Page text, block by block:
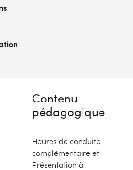
Contenu
pédagogique
Heures de conduite
complémentaire et
Présentation à